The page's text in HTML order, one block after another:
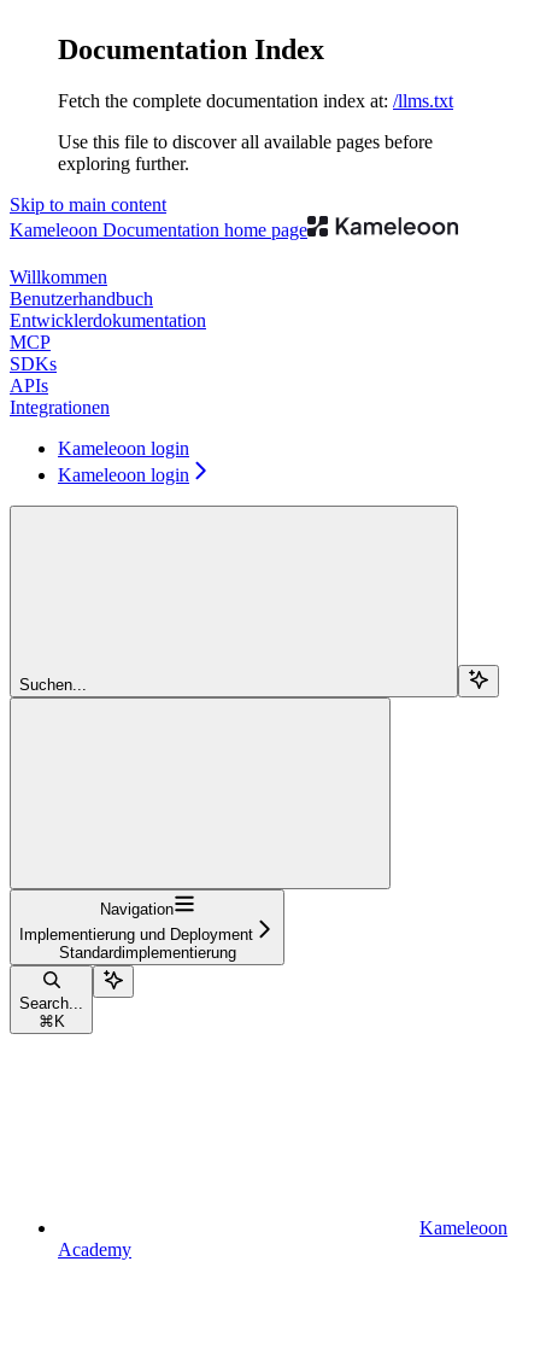
Documentation Index
Fetch the complete documentation index at: /llms.txt
Use this file to discover all available pages before
exploring further.
Skip to main content
Kameleoon Documentation home page
Willkommen
Benutzerhandbuch
Entwicklerdokumentation
MCP
SDKs
APIs
Integrationen
Kameleoon login
Kameleoon login
Suchen...
Navigation
Implementierung und Deployment
Standardimplementierung
Search...
⌘ K
Kameleoon
Academy